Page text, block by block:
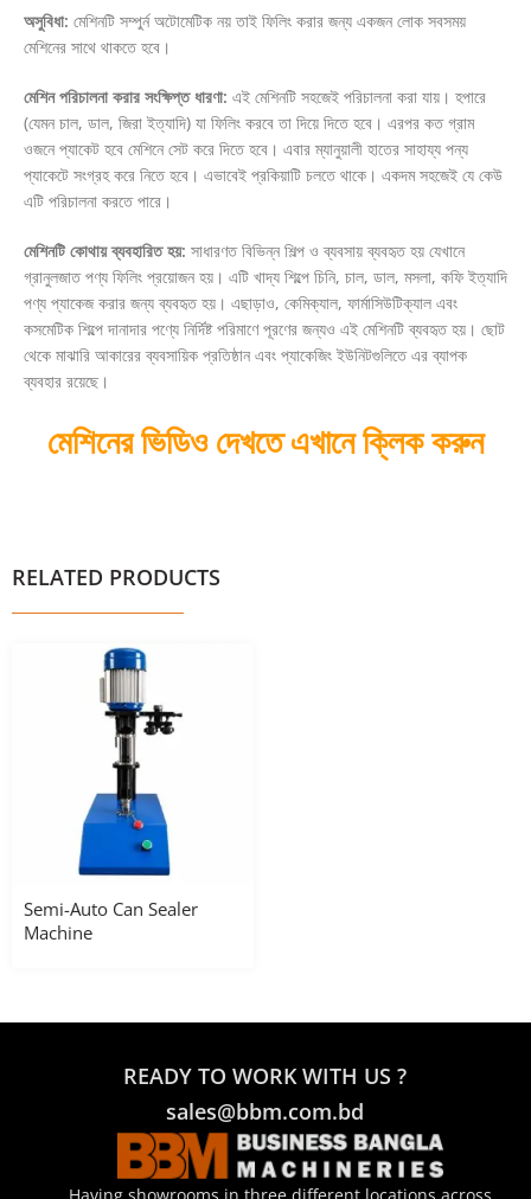
অসুবিধা: মেশিনটি সম্পুর্ন অটোমেটিক নয় তাই ফিলিং করার জন্য একজন লোক সবসময়
মেশিনের সাথে থাকতে হবে।
মেশিন পরিচালনা করার সংক্ষিপ্ত ধারণা: এই মেশিনটি সহজেই পরিচালনা করা যায়। হপারে
(যেমন চাল, ডাল, জিরা ইত্যাদি) যা ফিলিং করবে তা দিয়ে দিতে হবে। এরপর কত গ্রাম
ওজনে প্যাকেট হবে মেশিনে সেট করে দিতে হবে। এবার ম্যানুয়ালী হাতের সাহায্য পন্য
প্যাকেটে সংগ্রহ করে নিতে হবে। এভাবেই প্রকিয়াটি চলতে থাকে। একদম সহজেই যে কেউ
এটি পরিচালনা করতে পারে।
মেশিনটি কোথায় ব্যবহারিত হয়: সাধারণত বিভিন্ন শিল্প ও ব্যবসায় ব্যবহৃত হয় যেখানে
গ্রানুলজাত পণ্য ফিলিং প্রয়োজন হয়। এটি খাদ্য শিল্পে চিনি, চাল, ডাল, মসলা, কফি ইত্যাদি
পণ্য প্যাকেজ করার জন্য ব্যবহৃত হয়। এছাড়াও, কেমিক্যাল, ফার্মাসিউটিক্যাল এবং
কসমেটিক শিল্পে দানাদার পণ্যে নির্দিষ্ট পরিমাণে পূরণের জন্যও এই মেশিনটি ব্যবহৃত হয়। ছোট
থেকে মাঝারি আকারের ব্যবসায়িক প্রতিষ্ঠান এবং প্যাকেজিং ইউনিটগুলিতে এর ব্যাপক
ব্যবহার রয়েছে।
মেশিনের ভিডিও দেখতে এখানে ক্লিক করুন
RELATED PRODUCTS
Semi-Auto Can Sealer
Machine
READY TO WORK WITH US ?
sales@bbm.com.bd